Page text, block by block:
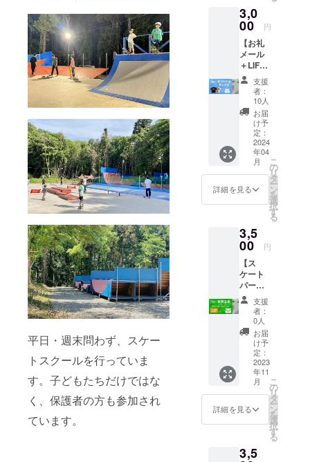
平日・週末問わず、スケー
トスクールを行っていま
す。子どもたちだけではな
く、保護者の方も参加され
ています。
しま
す。
メール
につい
ては
LIFE
パーク
のメー
ルアド
レスよ
り送ら
せて頂
きま
す。
既に会
員様限
定）※１
年間有
効 お礼
メール
有効期
限は1年
間有効
配布時
期2023
年１1月
中を予
定して
ます。
パーク
での直
スクー
ルとの
併用は
不可に
なりま
す。
メール
につい
ては
LIFE
パーク
のメー
ルアド
レスよ
り送ら
せて頂
きま
3,0
00 円
【お礼
メール
＋LIFE
パークT
シャ
ツ】金
額３，
０００
円 LIFE
パークT
シャツ
(定価３
５００
円) お礼
メール
Tシャツ
はS・
M・L・
XL・
XXLに
なりま
す。色
はブ
ラッ
ク・ホ
ワイ
ト・ス
モー
キー
パープ
ル・サ
ンド
カーキ
により
支援
者：
10人
お届
け予
定：
2024
年04
月
詳細を見る
こ
の
リ
タ
ー
ン
を
選
択
す
る
3,5
00 円
【ス
ケート
パーク
施設利
用券】
会員限
定 金
額３，
５００
円 ス
ケート
パーク
１日券
(定価１
８００
円)×３
員様限
支援
者：
0人
お届
け予
定：
2023
年11
月
詳細を見る
こ
の
リ
タ
ー
ン
を
選
択
す
る
3,5